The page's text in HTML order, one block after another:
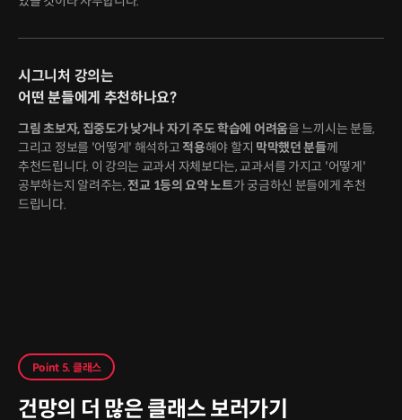
시그니처 강의는
어떤 분들에게 추천하나요?
그림 초보자, 집중도가 낮거나 자기 주도 학습에 어려움을 느끼시는 분들,
그리고 정보를 '어떻게' 해석하고적용해야 할지 막막했던 분들께
추천드립니다. 이 강의는 교과서 자체보다는, 교과서를 가지고 '어떻게'
공부하는지 알려주는, 전교 1등의 요약 노트가 궁금하신 분들에게 추천
드립니다.
Point 5. 클래스
건망의 더 많은 클래스 보러가기